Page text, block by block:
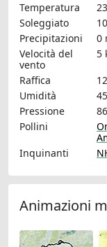
Temperatura
Soleggiato
Precipitazioni
0
Velocità del
vento
5
Raffica
Umidità
Pressione
Pollini
Inquinanti
Animazioni